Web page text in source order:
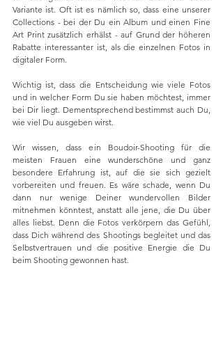
Variante ist. Oft ist es nämlich so, dass eine unserer
Collections - bei der Du ein Album und einen Fine
Art Print zusätzlich erhälst - auf Grund der höheren
Rabatte interessanter ist, als die einzelnen Fotos in
digitaler Form.
Wichtig ist, dass die Entscheidung wie viele Fotos
und in welcher Form Du sie haben möchtest, immer
bei Dir liegt. Dementsprechend bestimmst auch Du,
wie viel Du ausgeben wirst.
Wir wissen, dass ein Boudoir-Shooting für die
meisten Frauen eine wunderschöne und ganz
besondere Erfahrung ist, auf die sie sich gezielt
vorbereiten und freuen. Es wäre schade, wenn Du
dann nur wenige Deiner wundervollen Bilder
mitnehmen könntest, anstatt alle jene, die Du über
alles liebst. Denn die Fotos verkörpern das Gefühl,
dass Dich während des Shootings begleitet und das
Selbstvertrauen und die positive Energie die Du
beim Shooting gewonnen hast.